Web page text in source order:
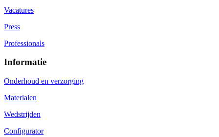
Vacatures
Press
Professionals
Informatie
Onderhoud en verzorging
Materialen
Wedstrijden
Configurator